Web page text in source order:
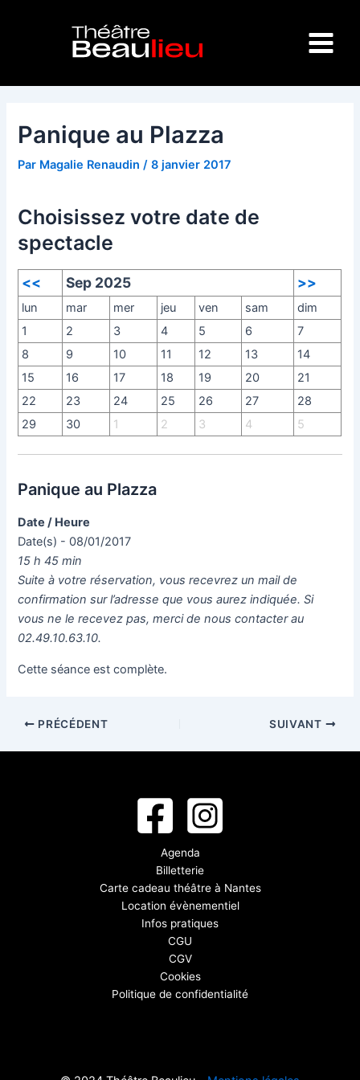
Menu
Panique au Plazza
Par Magalie Renaudin/8 janvier 2017
Choisissez votre date de
spectacle
<< Sep 2025 >>
lun mar mer jeu ven sam
dim
1
2 3 4 5 6
7
8
9 10 11 12 13
14
15
16 17 18 19 20
21
22
23 24 25 26 27
28
29
30 1 2 3 4 5
Panique au Plazza
Date / Heure
Date(s) - 08/01/2017
15 h 45 min
Suite à votre réservation, vous recevrez un mail de
confirmation sur l’adresse que vous aurez indiquée. Si
vous ne le recevez pas, merci de nous contacter au
02.49.10.63.10.
Cette séance est complète.
PRÉCÉDENT SUIVANT
Agenda
Billetterie
Carte cadeau théâtre à Nantes
Location évènementiel
Infos pratiques
CGU
CGV
Cookies
Politique de confidentialité